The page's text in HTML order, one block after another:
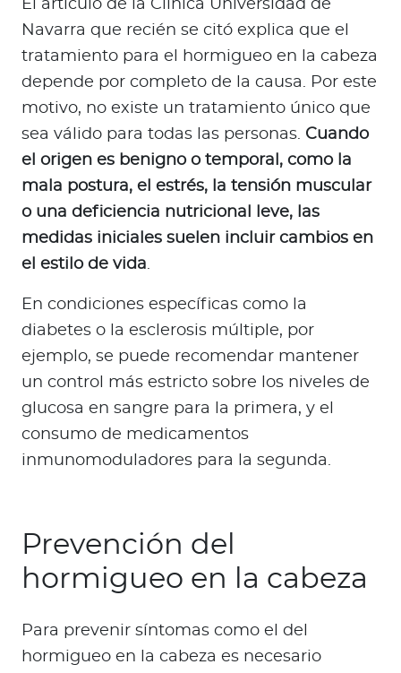
El artículo de la Clínica Universidad de
Navarra que recién se citó explica que el
tratamiento para el hormigueo en la cabeza
depende por completo de la causa. Por este
motivo, no existe un tratamiento único que
sea válido para todas las personas. Cuando
el origen es benigno o temporal, como la
mala postura, el estrés, la tensión muscular
o una deficiencia nutricional leve, las
medidas iniciales suelen incluir cambios en
el estilo de vida.
En condiciones específicas como la
diabetes o la esclerosis múltiple, por
ejemplo, se puede recomendar mantener
un control más estricto sobre los niveles de
glucosa en sangre para la primera, y el
consumo de medicamentos
inmunomoduladores para la segunda.
Prevención del
hormigueo en la cabeza
Para prevenir síntomas como el del
hormigueo en la cabeza es necesario